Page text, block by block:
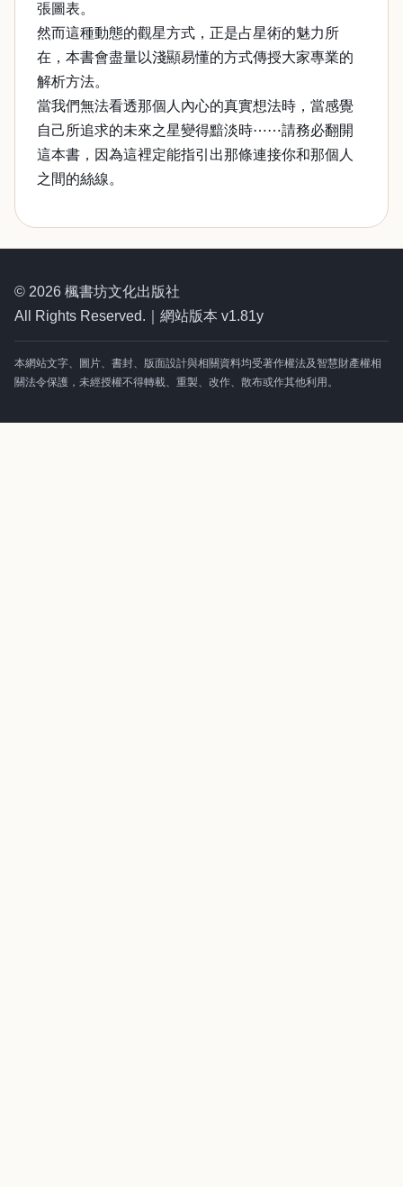
張圖表。
然而這種動態的觀星方式，正是占星術的魅力所
在，本書會盡量以淺顯易懂的方式傳授大家專業的
解析方法。
當我們無法看透那個人內心的真實想法時，當感覺
自己所追求的未來之星變得黯淡時⋯⋯請務必翻開
這本書，因為這裡定能指引出那條連接你和那個人
之間的絲線。
© 2026 楓書坊文化出版社
All Rights Reserved.｜網站版本 v1.81y
本網站文字、圖片、書封、版面設計與相關資料均受著作權法及智慧財產權相
關法令保護，未經授權不得轉載、重製、改作、散布或作其他利用。